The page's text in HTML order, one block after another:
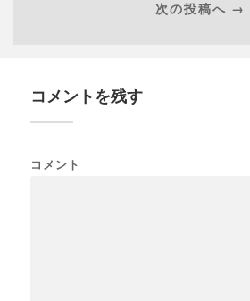
次の投稿へ →
コメントを残す
コメント